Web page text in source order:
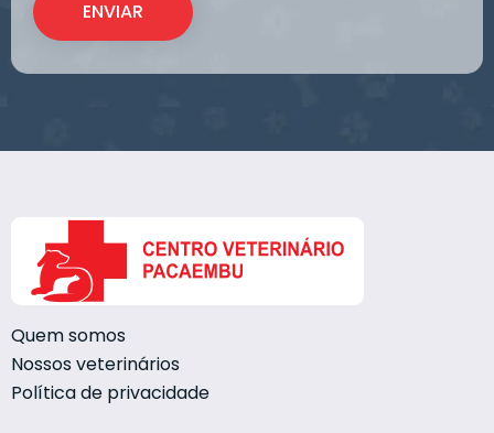
Quem somos
Nossos veterinários
Política de privacidade